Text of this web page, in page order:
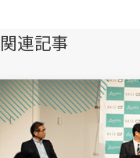
関連記事